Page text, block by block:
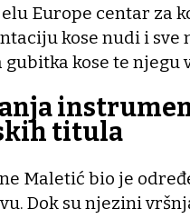
Europe centar za
kose nudi i sve
kose te njegu
titula
Maletić bio je
Dok su njezini